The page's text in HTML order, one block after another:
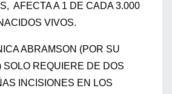
AFECTA A 1 DE CADA 3.000
VIVOS.
ABRAMSON (POR SU
SOLO REQUIERE DE DOS
INCISIONES EN LOS